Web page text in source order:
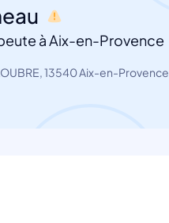
à Aix-en-Provence
13540 Aix-en-Provence